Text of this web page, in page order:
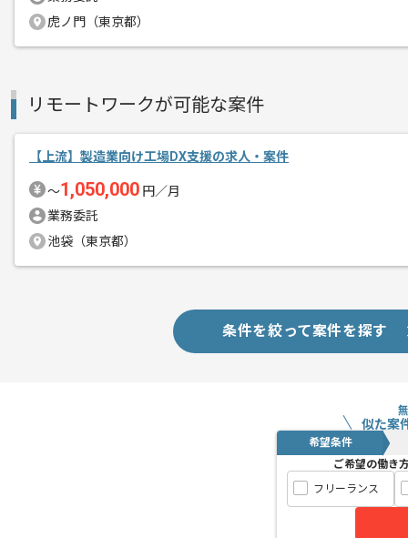
経験豊富なメンバーと成長が出来る環境
虎ノ門（東京都）
リモートワークが可能な案件
【上流】製造業向け工場DX支援の求人・案件
〜1,050,000 円／月
業務委託
池袋（東京都）
条件を絞って案件を探す
似た案
希望条件
ご希望の働き
フリーランス